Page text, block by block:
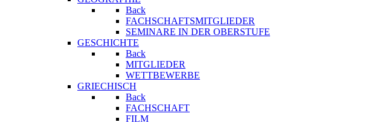
Back
FACHSCHAFTSMITGLIEDER
SEMINARE IN DER OBERSTUFE
GESCHICHTE
Back
MITGLIEDER
WETTBEWERBE
GRIECHISCH
Back
FACHSCHAFT
FILM